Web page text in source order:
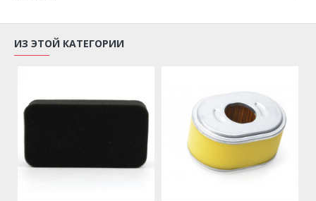
ИЗ ЭТОЙ КАТЕГОРИИ